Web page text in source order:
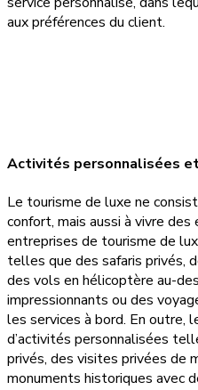
aux préférences du client.
Activités personnalisées
Le tourisme de luxe ne
confort, mais aussi à vivre
entreprises de tourisme de
telles que des safaris privés,
des vols en hélicoptère au-
impressionnants ou des
les services à bord. En
d’activités personnalisées
privés, des visites privées de
monuments historiques avec